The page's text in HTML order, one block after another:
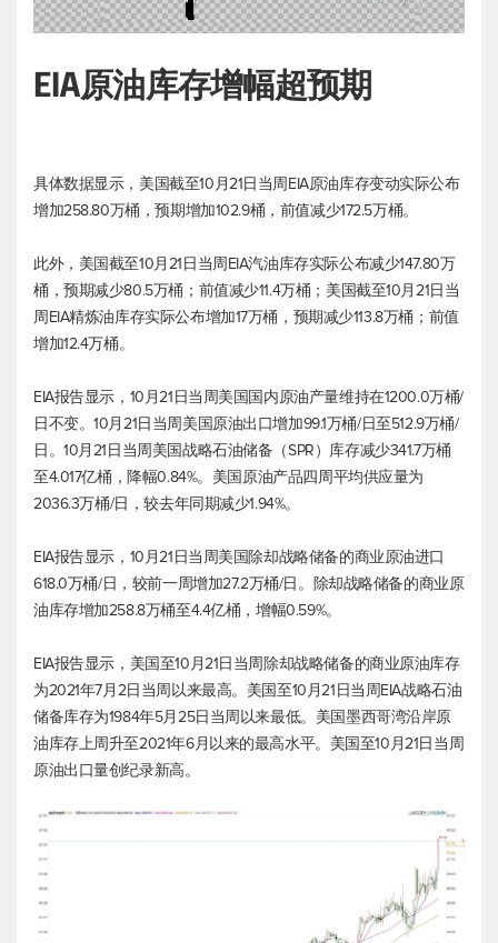
EIA原油库存增幅超预期
具体数据显示，美国截至10月21日当周EIA原油库存变动实际公布
增加258.80万桶，预期增加102.9桶，前值减少172.5万桶。
此外，美国截至10月21日当周EIA汽油库存实际公布减少147.80万
桶，预期减少80.5万桶；前值减少11.4万桶；美国截至10月21日当
周EIA精炼油库存实际公布增加17万桶，预期减少113.8万桶；前值
增加12.4万桶。
EIA报告显示，10月21日当周美国国内原油产量维持在1200.0万桶/
日不变。10月21日当周美国原油出口增加99.1万桶/日至512.9万桶/
日。10月21日当周美国战略石油储备（SPR）库存减少341.7万桶
至4.017亿桶，降幅0.84%。美国原油产品四周平均供应量为
2036.3万桶/日，较去年同期减少1.94%。
EIA报告显示，10月21日当周美国除却战略储备的商业原油进口
618.0万桶/日，较前一周增加27.2万桶/日。除却战略储备的商业原
油库存增加258.8万桶至4.4亿桶，增幅0.59%。
EIA报告显示，美国至10月21日当周除却战略储备的商业原油库存
为2021年7月2日当周以来最高。美国至10月21日当周EIA战略石油
储备库存为1984年5月25日当周以来最低。美国墨西哥湾沿岸原
油库存上周升至2021年6月以来的最高水平。美国至10月21日当周
原油出口量创纪录新高。